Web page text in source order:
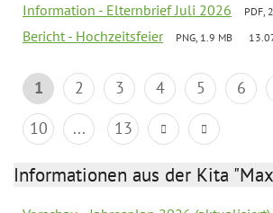
Information - Elternbrief Juli 2026 PDF,
Bericht - Hochzeitsfeier PNG, 1.9 MB
1 2 3 4 5 6
10
... 13
Informationen aus der Kita